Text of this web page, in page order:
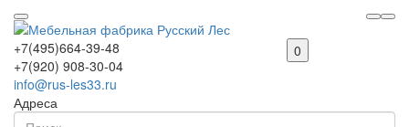
+7(495)664-39-48
+7(920) 908-30-04
info@rus-les33.ru
Адреса
0